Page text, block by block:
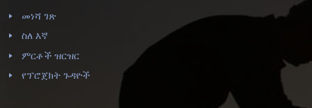
መነሻ ገጽ
ስለ እኛ
ምርቶች ዝርዝር
የፕሮጀክት ጉዳዮች